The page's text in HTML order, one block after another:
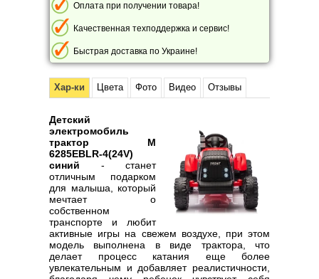
Оплата при получении товара!
Качественная техподдержка и сервис!
Быстрая доставка по Украине!
Хар-ки Цвета Фото Видео Отзывы
Детский
электромобиль
трактор M
6285EBLR-4(24V)
синий - станет
отличным подарком
для малыша, который
мечтает о
собственном
транспорте и любит
активные игры на свежем воздухе, при этом
модель выполнена в виде трактора, что
делает процесс катания еще более
увлекательным и добавляет реалистичности,